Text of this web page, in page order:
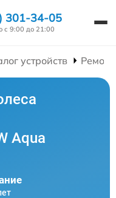
301-34-05
с 9:00 до 21:00
устройств
Aqua